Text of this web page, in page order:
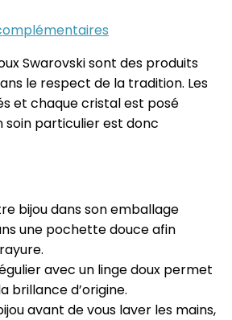
Swarovski sont des produits
le respect de la tradition. Les
et chaque cristal est posé
soin particulier est donc
bijou dans son emballage
une pochette douce afin
avec un linge doux permet
brillance d’origine.
avant de vous laver les mains,